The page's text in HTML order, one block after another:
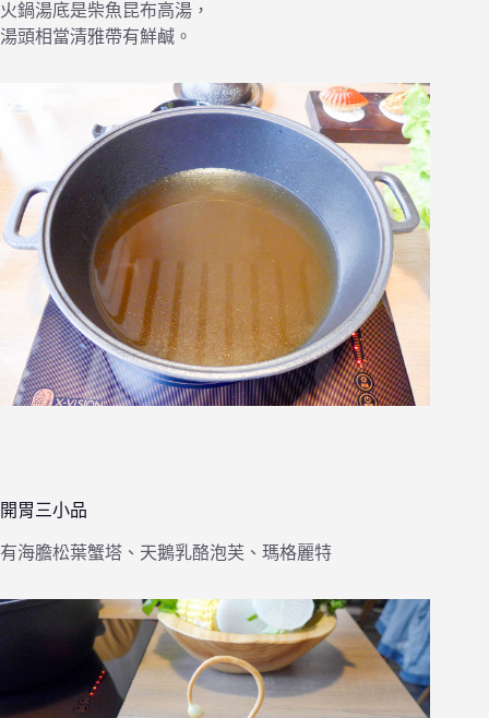
火鍋湯底是柴魚昆布高湯，
湯頭相當清雅帶有鮮鹹。
開胃三小品
有海膽松葉蟹塔、天鵝乳酪泡芙、瑪格麗特